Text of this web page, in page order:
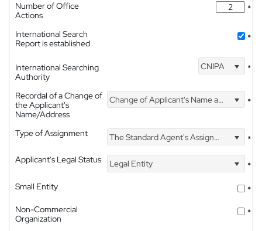
Number of Office
Actions
*
International Search
Report is established
*
International Searching
Authority
CNIPA *
Recordal of a Change of
the Applicant's
Name/Address
Change of Applicant's Name and Address *
Type of Assignment The Standard Agent's Assignment
*
Applicant's Legal Status
Legal Entity
*
Small Entity
*
Non-Commercial
Organization
*